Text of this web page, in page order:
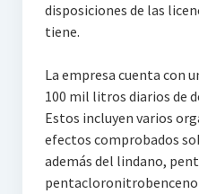
disposiciones de las
tiene.
La empresa cuenta con
100 mil litros diarios de
Estos incluyen varios
efectos comprobados
además del lindano,
pentacloronitrobenceno